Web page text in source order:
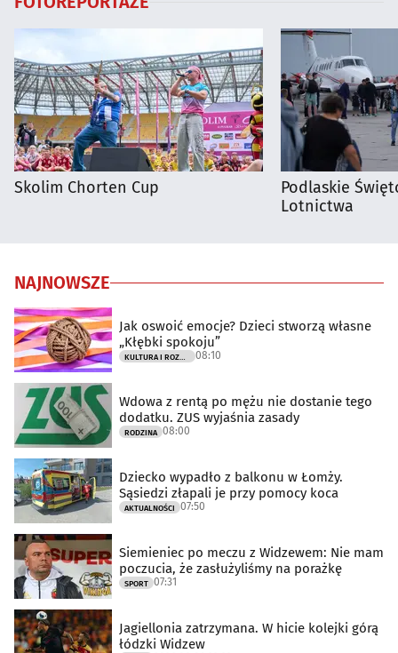
Skolim Chorten Cup
Podlaskie
Lotnictwa
NAJNOWSZE
Jak oswoić emocje? Dzieci stworzą własne
„Kłębki spokoju”
08:10
Wdowa z rentą po mężu nie dostanie tego
dodatku. ZUS wyjaśnia zasady
RODZINA 08:00
Dziecko wypadło z balkonu w Łomży.
Sąsiedzi złapali je przy pomocy koca
AKTUALNOŚCI 07:50
Siemieniec po meczu z Widzewem: Nie mam
poczucia, że zasłużyliśmy na porażkę
SPORT 07:31
Jagiellonia zatrzymana. W hicie kolejki górą
łódzki Widzew